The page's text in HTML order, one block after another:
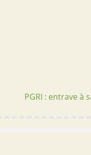
PGRI : entrave à